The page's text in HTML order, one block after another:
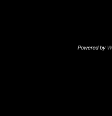
Powered by